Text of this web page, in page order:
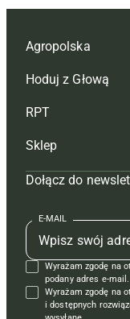
Agropolska
Redakcja
Reklama
Tagi
Mapa serwisu
Kontakt
Regulamin
Polityka prywatności
Hoduj z Głową
Hoduj z głową bydło
Hoduj z głową świnie
Prenumerata
Redakcja
Kontakt
Reklama
RPT
Redakcja
Prenumerata
Reklama
Kontakt
Krzyżówki
Sklep
Czasopisma i
Książki
Regulamin
Dołącz do
E-MAIL
Wyrażam zgodę na
podany adres e-mail.
Wyrażam zgodę na
i dostępnych